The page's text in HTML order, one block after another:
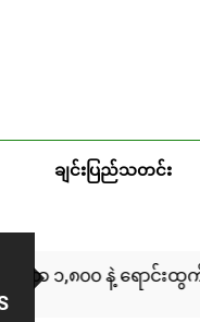
ချင်းပြည်သတင်း
နဲ့ ရောင်းထွက် ပလက်